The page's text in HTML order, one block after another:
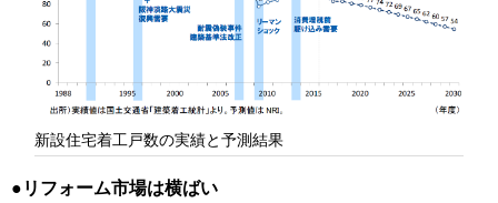
新設住宅着工戸数の実績と予測結果
リフォーム市場は横ばい